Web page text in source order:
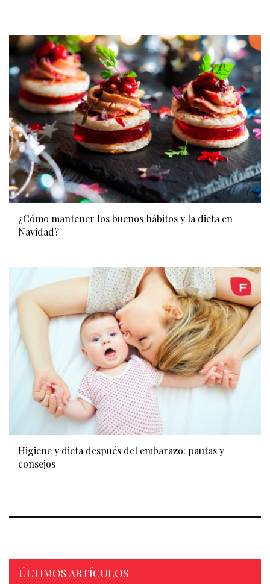
¿Cómo mantener los buenos hábitos y la dieta en
Navidad?
Higiene y dieta después del embarazo: pautas y
consejos
ÚLTIMOS ARTÍCULOS